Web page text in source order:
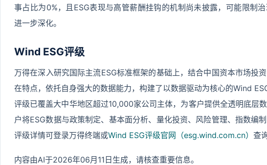
事占比为0%，且ESG表现与高管薪酬挂钩的机制尚未披露，可能限制
进一步深化。
Wind ESG评级
万得在深入研究国际主流ESG标准框架的基础上，结合中国资本市场投
在特点，依托自身强大的数据能力，构建了以数据驱动为核心的Wind
评级已覆盖大中华地区超过10,000家公司主体，为客户提供全透明底层
户将ESG数据与政策制定、基本面分析、量化投资、风险管理、指数编
评级详情可登录万得终端或Wind ESG评级官网（esg.wind.com.cn） 查
内容由AI于2026年06月11日生成，请核查重要信息。